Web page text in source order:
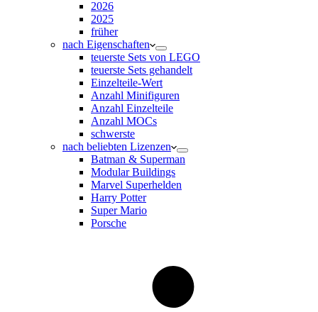
2026
2025
früher
nach Eigenschaften
teuerste Sets von LEGO
teuerste Sets gehandelt
Einzelteile-Wert
Anzahl Minifiguren
Anzahl Einzelteile
Anzahl MOCs
schwerste
nach beliebten Lizenzen
Batman & Superman
Modular Buildings
Marvel Superhelden
Harry Potter
Super Mario
Porsche